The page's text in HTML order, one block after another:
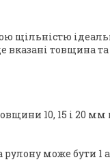
щільністю
вказані товщина
10, 15 і 20
може бути 1